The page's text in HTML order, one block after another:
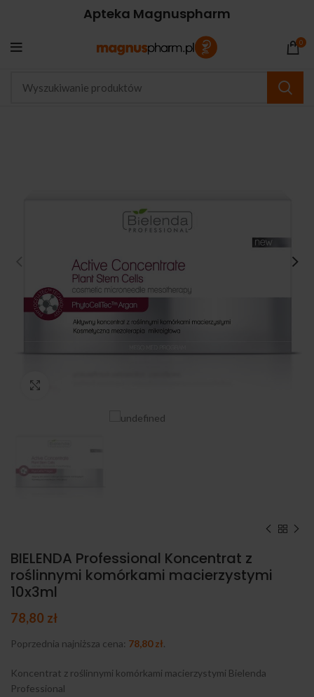
Apteka Magnuspharm
0
BIELENDA Professional Koncentrat z
roślinnymi komórkami macierzystymi
10x3ml
78,80 zł
Poprzednia najniższa cena: 78,80zł.
Koncentrat z roślinnymi komórkami macierzystymi Bielenda
Professional